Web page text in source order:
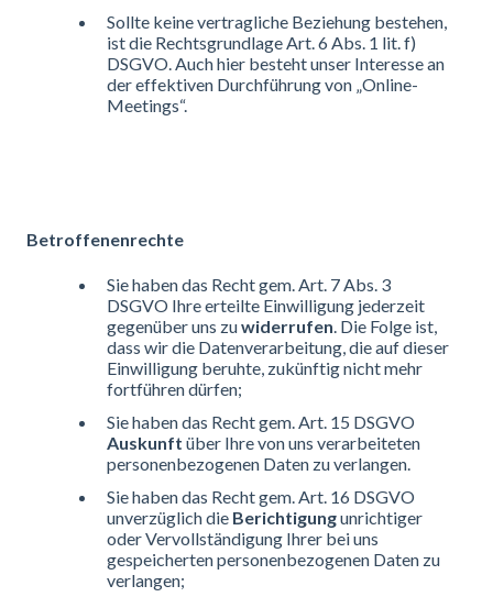
Sollte keine vertragliche Beziehung bestehen,
ist die Rechtsgrundlage Art. 6 Abs. 1 lit. f)
DSGVO. Auch hier besteht unser Interesse an
der effektiven Durchführung von „Online-
Meetings“.
Betroffenenrechte
Sie haben das Recht gem. Art. 7 Abs. 3
DSGVO Ihre erteilte Einwilligung jederzeit
gegenüber uns zuwiderrufen. Die Folge ist,
dass wir die Datenverarbeitung, die auf dieser
Einwilligung beruhte, zukünftig nicht mehr
fortführen dürfen;
Sie haben das Recht gem. Art. 15 DSGVO
Auskunft über Ihre von uns verarbeiteten
personenbezogenen Daten zu verlangen.
Sie haben das Recht gem. Art. 16 DSGVO
unverzüglich die Berichtigungunrichtiger
oder Vervollständigung Ihrer bei uns
gespeicherten personenbezogenen Daten zu
verlangen;